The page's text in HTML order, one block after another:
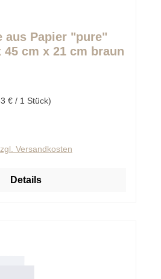
aus Papier "pure"
45 cm x 21 cm braun
€ / 1 Stück)
Versandkosten
Details